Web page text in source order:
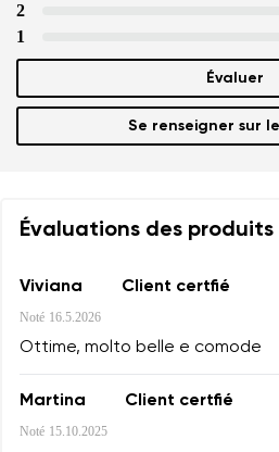
2
1
Évaluer
Se renseigner sur
Évaluations des produits
Viviana Client certfié
Noté 16.5.2026
Ottime, molto belle e comode
Martina Client certfié
Noté 15.10.2025